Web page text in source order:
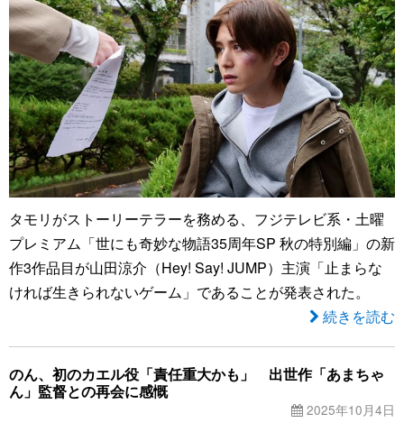
タモリがストーリーテラーを務める、フジテレビ系・土曜
プレミアム「世にも奇妙な物語35周年SP 秋の特別編」の新
作3作品目が山田涼介（Hey! Say! JUMP）主演「止まらな
ければ生きられないゲーム」であることが発表された。
続きを読む
のん、初のカエル役「責任重大かも」 出世作「あまちゃ
ん」監督との再会に感慨
2025年10月4日